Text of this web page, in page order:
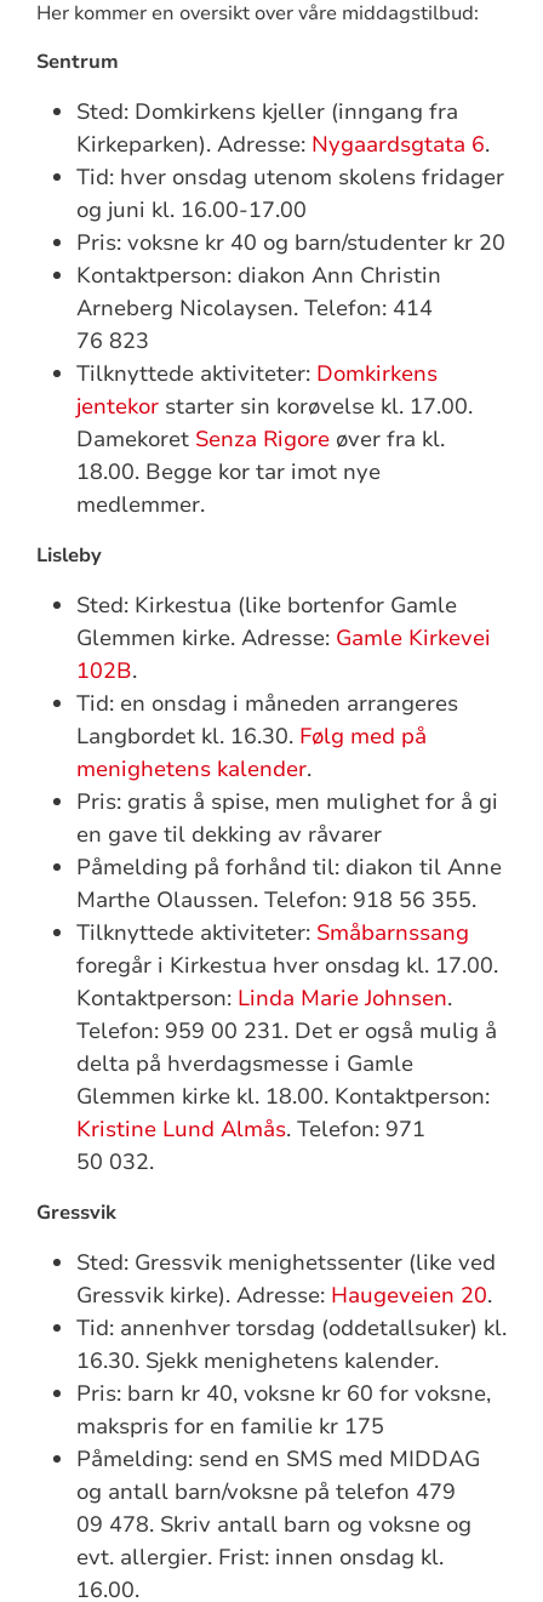
Her kommer en oversikt over våre middagstilbud:
Sentrum
Sted: Domkirkens kjeller (inngang fra
Kirkeparken). Adresse: Nygaardsgtata 6.
Tid: hver onsdag utenom skolens fridager
og juni kl. 16.00-17.00
Pris: voksne kr 40 og barn/studenter kr 20
Kontaktperson: diakon Ann Christin
Arneberg Nicolaysen. Telefon: 414
76 823
Tilknyttede aktiviteter: Domkirkens
jentekor starter sin korøvelse kl. 17.00.
Damekoret Senza Rigore øver fra kl.
18.00. Begge kor tar imot nye
medlemmer.
Lisleby
Sted: Kirkestua (like bortenfor Gamle
Glemmen kirke. Adresse: Gamle Kirkevei
102B.
Tid: en onsdag i måneden arrangeres
Langbordet kl. 16.30. Følg med på
menighetens kalender.
Pris: gratis å spise, men mulighet for å gi
en gave til dekking av råvarer
Påmelding på forhånd til: diakon til Anne
Marthe Olaussen. Telefon: 918 56 355.
Tilknyttede aktiviteter: Småbarnssang
foregår i Kirkestua hver onsdag kl. 17.00.
Kontaktperson: Linda Marie Johnsen.
Telefon: 959 00 231. Det er også mulig å
delta på hverdagsmesse i Gamle
Glemmen kirke kl. 18.00. Kontaktperson:
Kristine Lund Almås. Telefon: 971
50 032.
Gressvik
Sted: Gressvik menighetssenter (like ved
Gressvik kirke). Adresse: Haugeveien 20.
Tid: annenhver torsdag (oddetallsuker) kl.
16.30. Sjekk menighetens kalender.
Pris: barn kr 40, voksne kr 60 for voksne,
makspris for en familie kr 175
Påmelding: send en SMS med MIDDAG
og antall barn/voksne på telefon 479
09 478. Skriv antall barn og voksne og
evt. allergier. Frist: innen onsdag kl.
16.00.